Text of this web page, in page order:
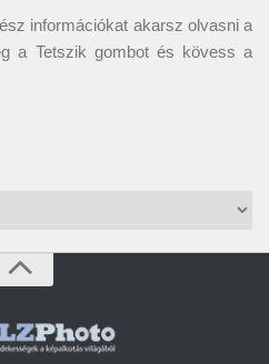
információkat akarsz olvasni a
a Tetszik gombot és kövess a